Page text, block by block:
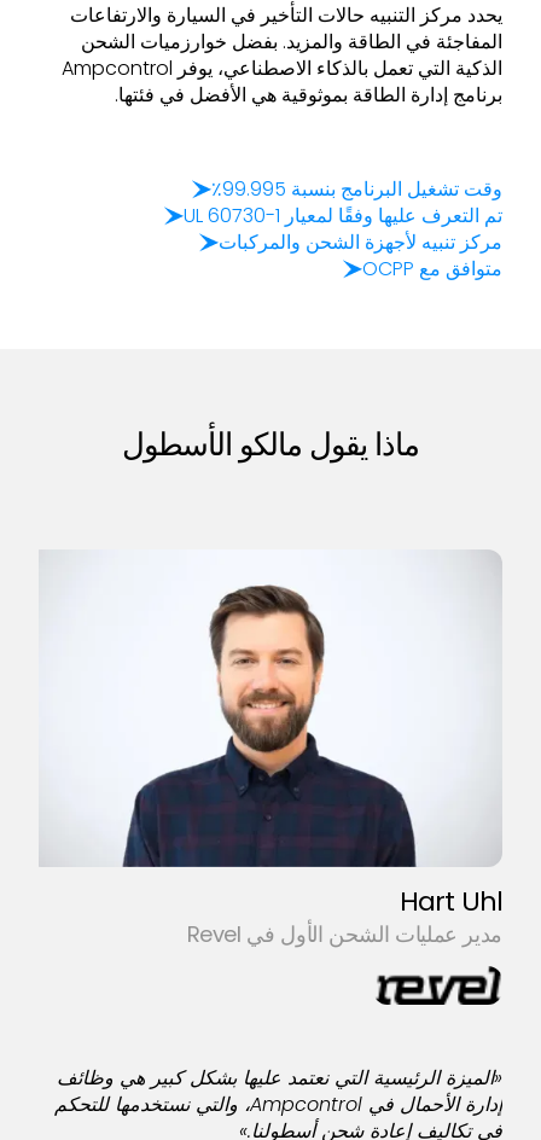
يحدد مركز التنبيه حالات التأخير في السيارة والارتفاعات
المفاجئة في الطاقة والمزيد. بفضل خوارزميات الشحن
الذكية التي تعمل بالذكاء الاصطناعي، يوفر Ampcontrol
برنامج إدارة الطاقة بموثوقية هي الأفضل في فئتها.
وقت تشغيل البرنامج بنسبة 99.995٪
تم التعرف عليها وفقًا لمعيار UL 60730-1
مركز تنبيه لأجهزة الشحن والمركبات
متوافق مع OCPP
ماذا يقول مالكو الأسطول
Hart Uhl
مدير عمليات الشحن الأول في Revel
«الميزة الرئيسية التي نعتمد عليها بشكل كبير هي وظائف
إدارة الأحمال في Ampcontrol، والتي نستخدمها للتحكم
في تكاليف إعادة شحن أسطولنا.»